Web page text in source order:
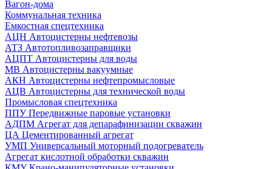
Вагон-дома
Коммунальная техника
Емкостная спецтехника
АЦН Автоцистерны нефтевозы
АТЗ Автотопливозаправщики
АЦПТ Автоцистерны для воды
МВ Автоцистерны вакуумные
АКН Автоцистерны нефтепромысловые
АЦВ Автоцистерны для технической воды
Промысловая спецтехника
ППУ Передвижные паровые установки
АДПМ Агрегат для депарафинизации скважин
ЦА Цементированный агрегат
УМП Универсальный моторный подогреватель
Агрегат кислотной обработки скважин